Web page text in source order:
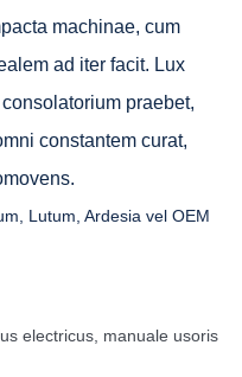
machinae, cum
ad iter facit. Lux
praebet,
constantem curat,
Lutum, Ardesia vel OEM
electricus, manuale usoris